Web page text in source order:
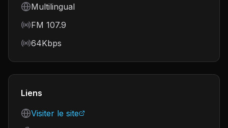
Language
Multilingual
Frequency
FM 107.9
Bitrate
64Kbps
Liens
Visiter le site